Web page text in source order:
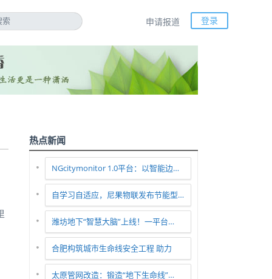
申请报道 登录
热点新闻
NGcitymonitor 1.0平台：以智能边…
自学习自适应，尼果物联发布节能型…
潍坊地下“智慧大脑”上线！一平台…
合肥构筑城市生命线安全工程 助力
智…
太原管网改造：锻造“地下生命线”…